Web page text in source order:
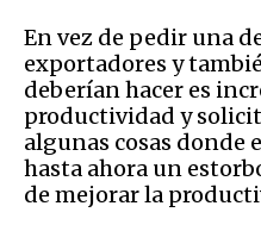
En vez de pedir una
exportadores y
deberían hacer es
productividad y
algunas cosas donde
hasta ahora un
de mejorar la